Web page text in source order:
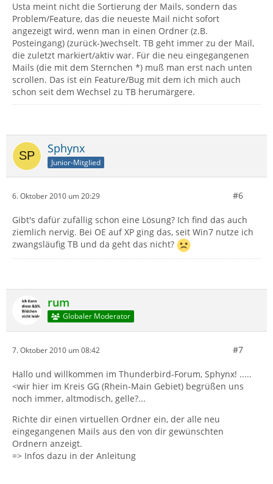
Usta meint nicht die Sortierung der Mails, sondern das
Problem/Feature, das die neueste Mail nicht sofort
angezeigt wird, wenn man in einen Ordner (z.B.
Posteingang) (zurück-)wechselt. TB geht immer zu der Mail,
die zuletzt markiert/aktiv war. Für die neu eingegangenen
Mails (die mit dem Sternchen *) muß man erst nach unten
scrollen. Das ist ein Feature/Bug mit dem ich mich auch
schon seit dem Wechsel zu TB herumärgere.
Sphynx
Junior-Mitglied
6. Oktober 2010 um 20:29 #6
Gibt's dafür zufällig schon eine Lösung? Ich find das auch
ziemlich nervig. Bei OE auf XP ging das, seit Win7 nutze ich
zwangsläufig TB und da geht das nicht?
rum
Globaler Moderator
7. Oktober 2010 um 08:42 #7
Hallo und willkommen im Thunderbird-Forum, Sphynx! .....
<wir hier im Kreis GG (Rhein-Main Gebiet) begrüßen uns
noch immer, altmodisch, gelle?...
Richte dir einen virtuellen Ordner ein, der alle neu
eingegangenen Mails aus den von dir gewünschten
Ordnern anzeigt.
=> Infos dazu in der Anleitung